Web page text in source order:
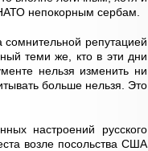
непокорным сербам.
репутацией
теми же, кто в эти дни
нельзя изменить ни
больше нельзя. Это
настроений русского
возле посольства США